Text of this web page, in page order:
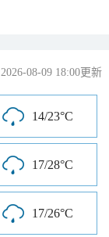
2026-08-09 18:00更新
14/23°C
17/28°C
17/26°C